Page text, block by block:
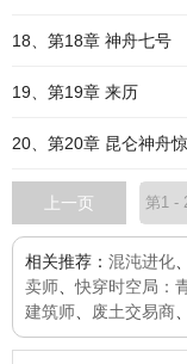
18、第18章 神舟七号
19、第19章 来历
20、第20章 昆仑神舟
上一页
相关推荐： 混沌进化
卖师 、快穿时空局：
建筑师
废土交易商